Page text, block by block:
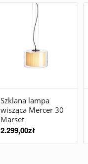
Szklana lampa
wisząca Mercer 30
Marset
2.299,00zł